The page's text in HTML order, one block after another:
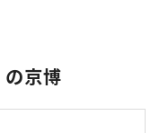
京博